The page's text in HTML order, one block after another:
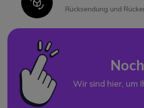
Rücksendung und
Wir sind hier, um